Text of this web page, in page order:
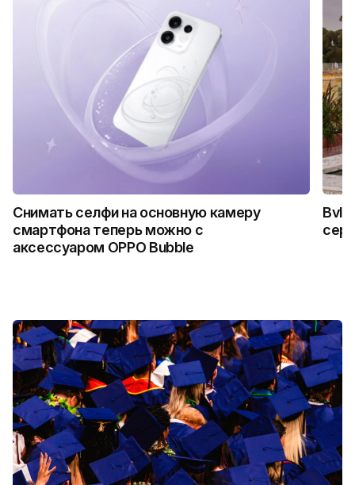
Снимать селфи на основную камеру
смартфона теперь можно с
аксессуаром OPPO Bubble